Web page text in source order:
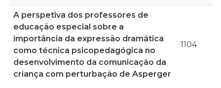
A perspetiva dos professores de
educação especial sobre a
importância da expressão dramática
como técnica psicopedagógica no
desenvolvimento da comunicação da
criança com perturbação de Asperger
1104